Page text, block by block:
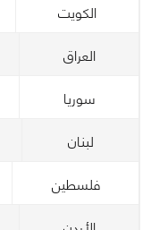
الكويت
العراق
سوريا
لبنان
فلسطين